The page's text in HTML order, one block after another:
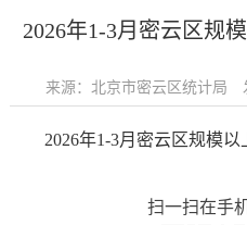
2026年1-3月密云区规
来源：北京市密云区统计局
2026年1-3月密云区规模
扫一扫在手